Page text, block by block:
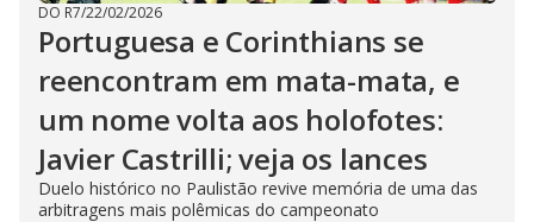
DO R7/22/02/2026
Portuguesa e Corinthians se
reencontram em mata-mata, e
um nome volta aos holofotes:
Javier Castrilli; veja os lances
Duelo histórico no Paulistão revive memória de uma das
arbitragens mais polêmicas do campeonato